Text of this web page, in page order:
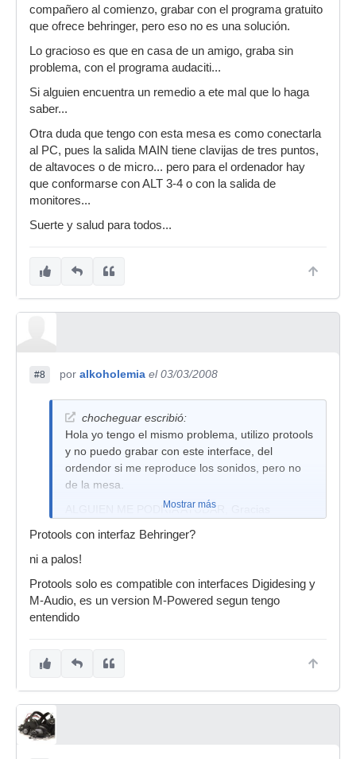
compañero al comienzo, grabar con el programa gratuito
que ofrece behringer, pero eso no es una solución.
Lo gracioso es que en casa de un amigo, graba sin
problema, con el programa audaciti...
Si alguien encuentra un remedio a ete mal que lo haga
saber...
Otra duda que tengo con esta mesa es como conectarla
al PC, pues la salida MAIN tiene clavijas de tres puntos,
de altavoces o de micro... pero para el ordenador hay
que conformarse con ALT 3-4 o con la salida de
monitores...
Suerte y salud para todos...
#8 por alkoholemia el 03/03/2008
chocheguar escribió:
Hola yo tengo el mismo problema, utilizo protools
y no puedo grabar con este interface, del
ordendor si me reproduce los sonidos, pero no
de la mesa.
ALGUIEN ME PODRIA AYUDAR, Gracias
Mostrar más
Protools con interfaz Behringer?
ni a palos!
Protools solo es compatible con interfaces Digidesing y
M-Audio, es un version M-Powered segun tengo
entendido